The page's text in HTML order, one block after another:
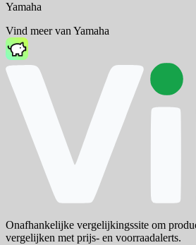
Yamaha
Vind meer van Yamaha
Onafhankelijke vergelijkingssite om
vergelijken met prijs- en voorraadalerts.